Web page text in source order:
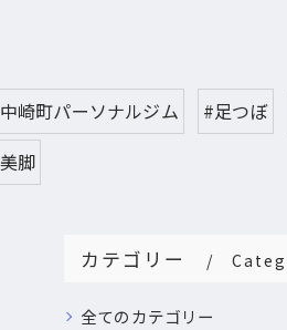
崎町パーソナルジム #足つぼ
脚
カテゴリー
全てのカテゴリー